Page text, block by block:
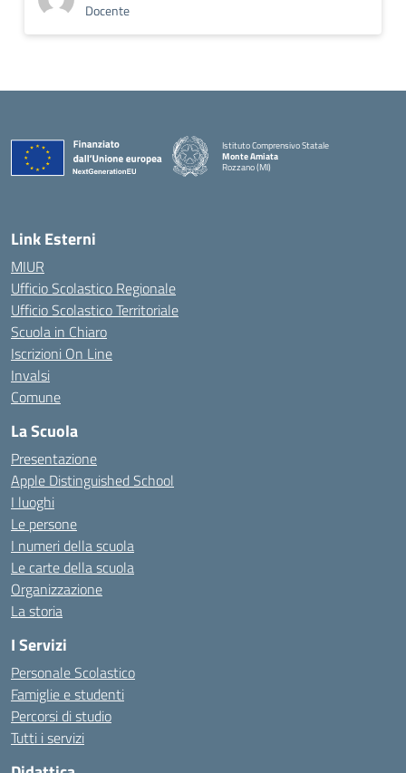
Docente
Istituto Comprensivo Statale
Monte Amiata
Rozzano (MI)
Link Esterni
MIUR
Ufficio Scolastico Regionale
Ufficio Scolastico Territoriale
Scuola in Chiaro
Iscrizioni On Line
Invalsi
Comune
La Scuola
Presentazione
Apple Distinguished School
I luoghi
Le persone
I numeri della scuola
Le carte della scuola
Organizzazione
La storia
I Servizi
Personale Scolastico
Famiglie e studenti
Percorsi di studio
Tutti i servizi